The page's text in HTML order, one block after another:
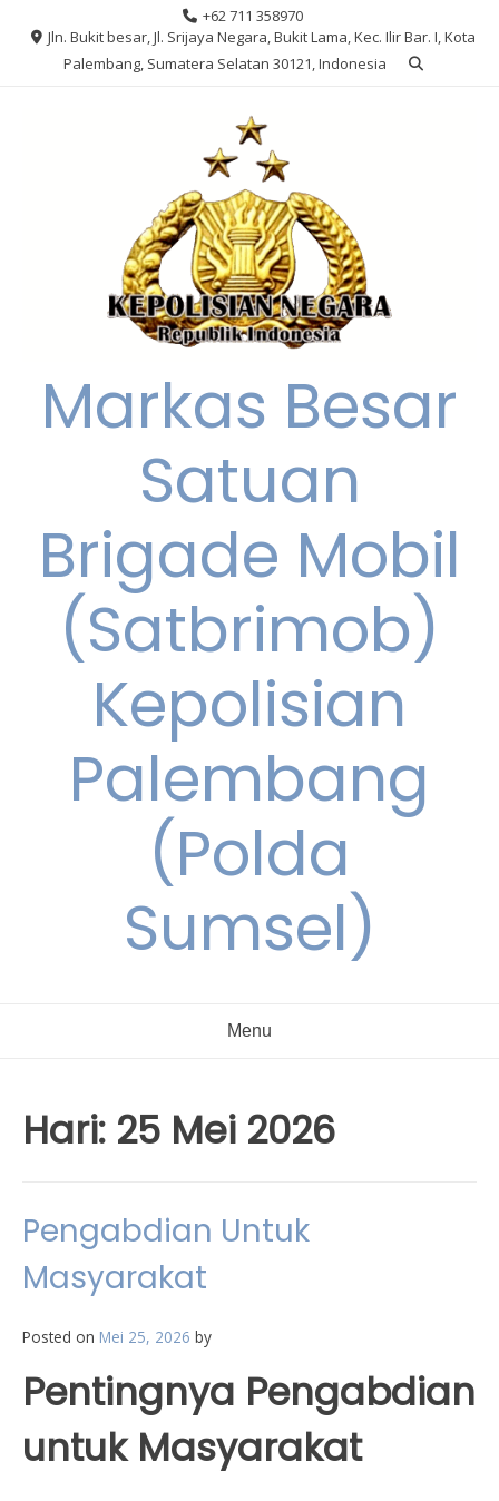
+62 711 358970
Jln. Bukit besar, Jl. Srijaya Negara, Bukit Lama, Kec. Ilir Bar. I, Kota
Palembang, Sumatera Selatan 30121, Indonesia
Markas Besar
Satuan
Brigade Mobil
(Satbrimob)
Kepolisian
Palembang
(Polda
Sumsel)
Menu
Hari: 25 Mei 2026
Pengabdian Untuk
Masyarakat
Posted on Mei 25, 2026 by
Pentingnya Pengabdian
untuk Masyarakat